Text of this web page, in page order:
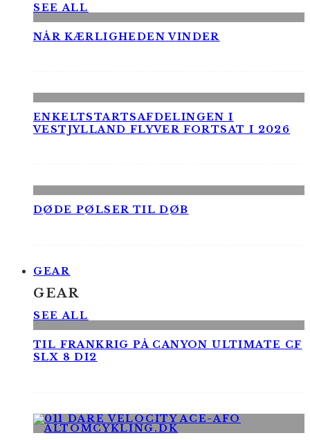
SEE ALL
NÅR KÆRLIGHEDEN VINDER
ENKELTSTARTSAFDELINGEN I
VESTJYLLAND FLYVER FORTSAT I 2026
DØDE PØLSER TIL DØB
GEAR
GEAR
SEE ALL
TIL FRANKRIG PÅ CANYON ULTIMATE CF
SLX 8 DI2